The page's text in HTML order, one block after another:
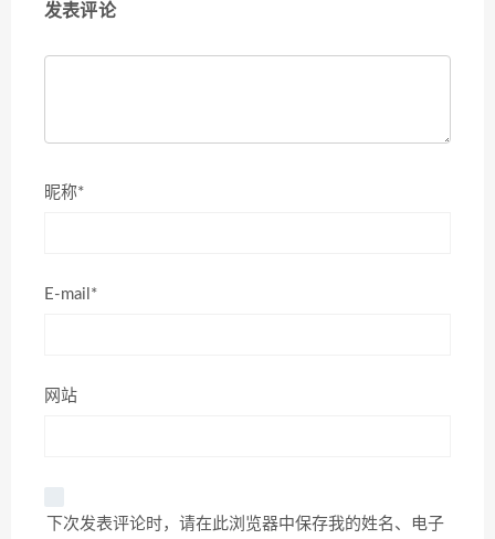
发表评论
昵称*
E-mail*
网站
下次发表评论时，请在此浏览器中保存我的姓名、电子